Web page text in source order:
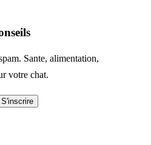
Sante, alimentation,
votre chat.
S'inscrire